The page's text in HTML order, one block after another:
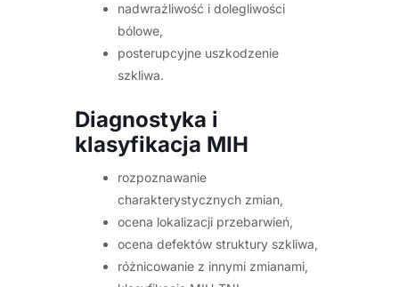
nadwrażliwość i dolegliwości
bólowe,
posterupcyjne uszkodzenie
szkliwa.
Diagnostyka i
klasyfikacja MIH
rozpoznawanie
charakterystycznych zmian,
ocena lokalizacji przebarwień,
ocena defektów struktury szkliwa,
różnicowanie z innymi zmianami,